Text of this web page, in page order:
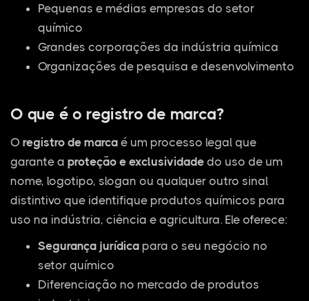
Pequenas e médias empresas do setor
químico
Grandes corporações da indústria química
Organizações de pesquisa e desenvolvimento
O que é o registro de marca?
O registro de marca é um processo legal que
garante a proteção e exclusividade do uso de um
nome, logotipo, slogan ou qualquer outro sinal
distintivo que identifique produtos químicos para
uso na indústria, ciência e agricultura. Ele oferece:
Segurança jurídica para o seu negócio no
setor químico
Diferenciação no mercado de produtos